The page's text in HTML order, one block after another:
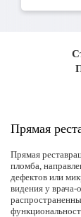
Прямая
Прямая
пломба,
дефектов или
видения у врача-